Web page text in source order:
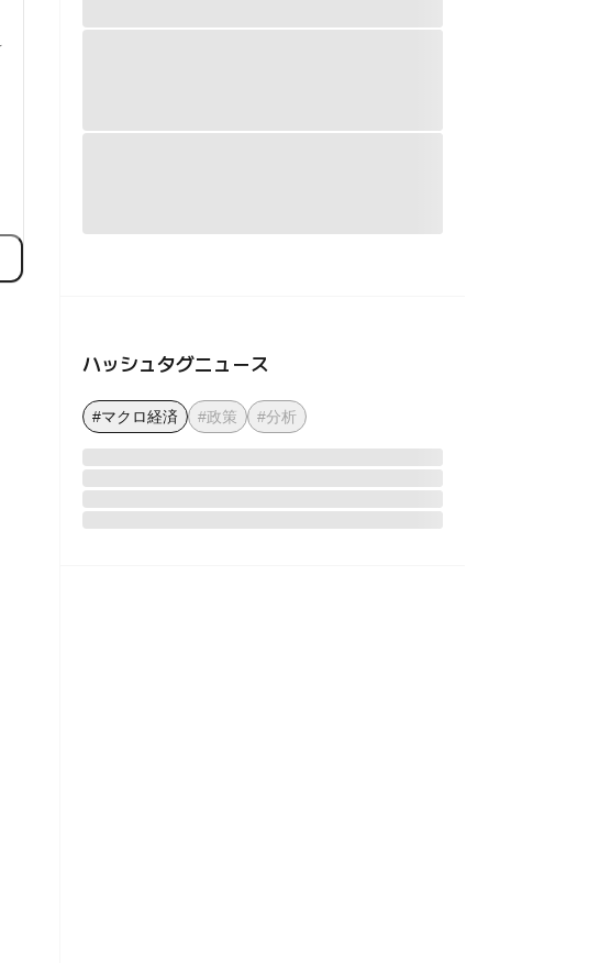
ハッシュタグニュース
#マクロ経済 #政策 #分析